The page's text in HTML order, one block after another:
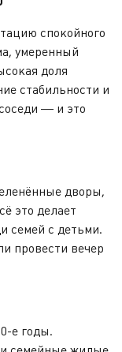
спокойного
умеренный
доля
стабильности и
— и это
дворы,
это делает
семей с детьми.
провести вечер
е годы.